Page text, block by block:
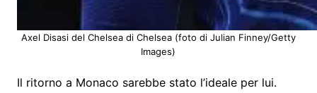
Axel Disasi del Chelsea di Chelsea (foto di Julian Finney/Getty
Images)
Il ritorno a Monaco sarebbe stato l’ideale per lui.